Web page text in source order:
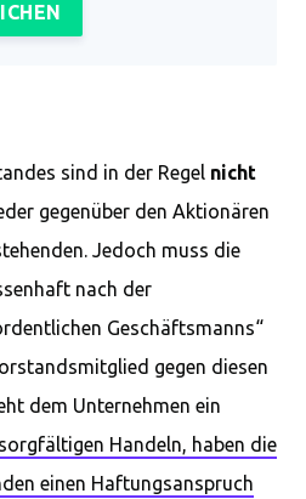
sind in der Regel nicht
gegenüber den Aktionären
Jedoch muss die
nach der
Geschäftsmanns“
gegen diesen
dem Unternehmen ein
Handeln, haben die
einen Haftungsanspruch